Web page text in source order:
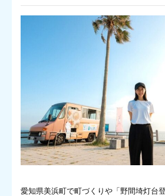
愛知県美浜町で町づくりや「野間埼灯台